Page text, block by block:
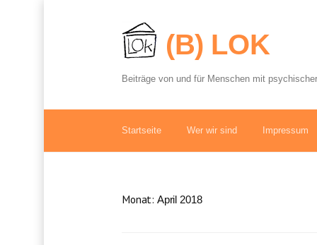
z
I
(B) LOK
Beiträge von und für Menschen mit
Startseite Wer wir sind Impressum
Monat: April 2018